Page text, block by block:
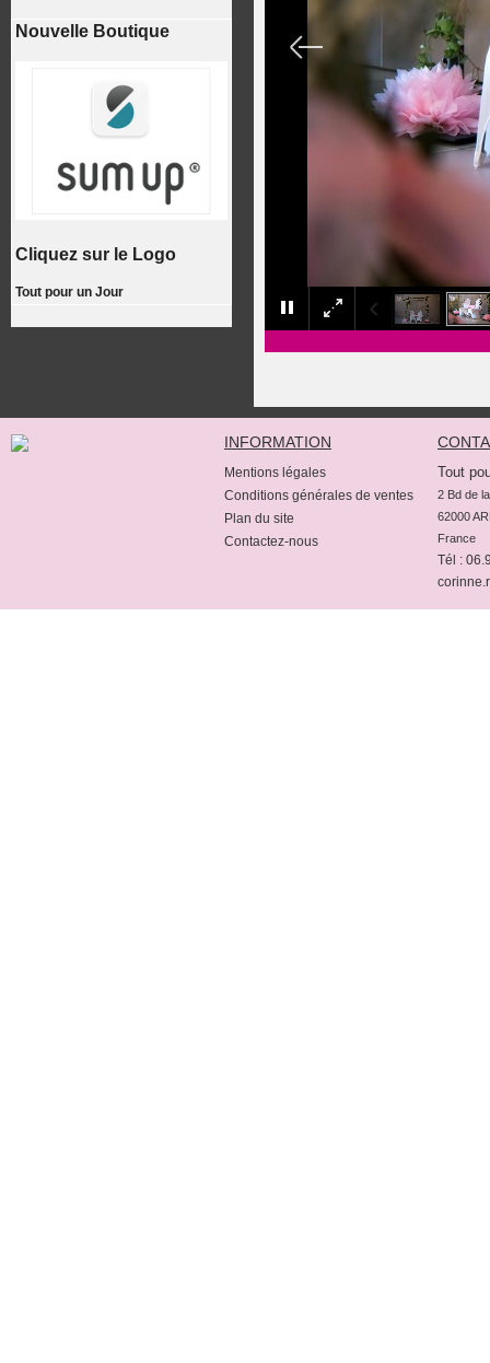
Nouvelle Boutique
Cliquez sur le Logo
Tout pour un Jour
INFORMATION
Mentions légales
Conditions générales de ventes
Plan du site
Contactez-nous
Tout
2 Bd de
62000
France
Tél :